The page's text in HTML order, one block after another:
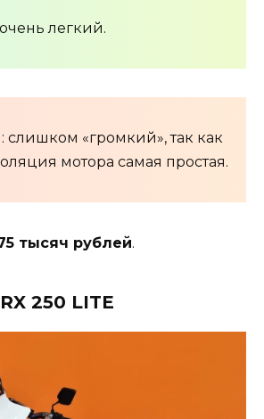
легкий.
слишком «громкий», так как
мотора самая простая.
тысяч рублей.
250 LITE